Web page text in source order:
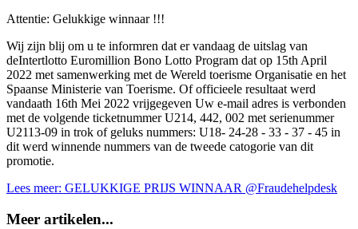
Attentie: Gelukkige winnaar !!!
Wij zijn blij om u te informren dat er vandaag de uitslag van
deIntertlotto Euromillion Bono Lotto Program dat op 15th April
2022 met samenwerking met de Wereld toerisme Organisatie en het
Spaanse Ministerie van Toerisme. Of officieele resultaat werd
vandaath 16th Mei 2022 vrijgegeven Uw e-mail adres is verbonden
met de volgende ticketnummer U214, 442, 002 met serienummer
U2113-09 in trok of geluks nummers: U18- 24-28 - 33 - 37 - 45 in
dit werd winnende nummers van de tweede catogorie van dit
promotie.
Lees meer: GELUKKIGE PRIJS WINNAAR @Fraudehelpdesk
Meer artikelen...